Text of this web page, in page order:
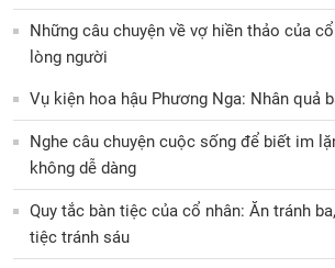
Những câu chuyện về vợ hiền thảo của
lòng người
Vụ kiện hoa hậu Phương Nga: Nhân quả
Nghe câu chuyện cuộc sống để biết im
không dễ dàng
Quy tắc bàn tiệc của cổ nhân: Ăn tránh
tiệc tránh sáu